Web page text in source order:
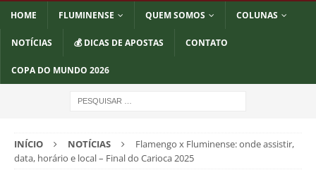
HOME FLUMINENSE QUEM SOMOS COLUNAS
NOTÍCIAS 💰 DICAS DE APOSTAS CONTATO
COPA DO MUNDO 2026
INÍCIO NOTÍCIAS
Flamengo x Fluminense: onde assistir,
data, horário e local – Final do Carioca 2025